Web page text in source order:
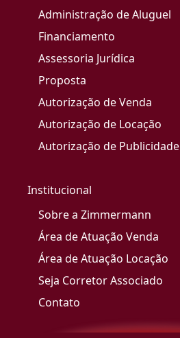
Administração de Aluguel
Financiamento
Assessoria Jurídica
Proposta
Autorização de Venda
Autorização de Locação
Autorização de Publicidade
Institucional
Sobre a Zimmermann
Área de Atuação Venda
Área de Atuação Locação
Seja Corretor Associado
Contato